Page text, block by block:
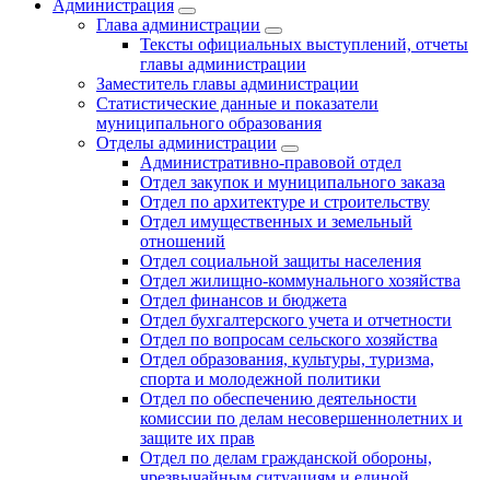
Администрация
Глава администрации
Тексты официальных выступлений, отчеты
главы администрации
Заместитель главы администрации
Статистические данные и показатели
муниципального образования
Отделы администрации
Административно-правовой отдел
Отдел закупок и муниципального заказа
Отдел по архитектуре и строительству
Отдел имущественных и земельный
отношений
Отдел социальной защиты населения
Отдел жилищно-коммунального хозяйства
Отдел финансов и бюджета
Отдел бухгалтерского учета и отчетности
Отдел по вопросам сельского хозяйства
Отдел образования, культуры, туризма,
спорта и молодежной политики
Отдел по обеспечению деятельности
комиссии по делам несовершеннолетних и
защите их прав
Отдел по делам гражданской обороны,